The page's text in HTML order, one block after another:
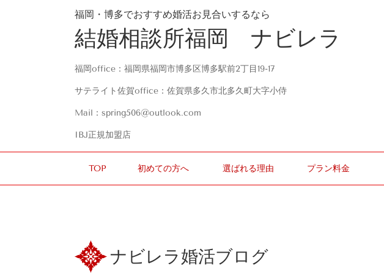
福岡・博多でおすすめ婚活お見合いするなら
結婚相談所福岡 ナビレラ
福岡office：福岡県福岡市博多区博多駅前2丁目19-17
サテライト佐賀office：佐賀県多久市北多久町大字小侍
Mail：spring506@outlook.com
IBJ正規加盟店
TOP 初めての方へ 選ばれる理由 プラン料金
ナビレラ婚活ブログ